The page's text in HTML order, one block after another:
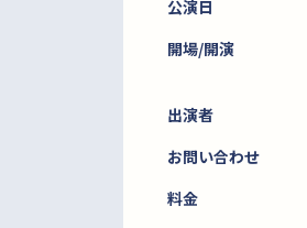
公演日
開場/開演
出演者
お問い合わせ
料金